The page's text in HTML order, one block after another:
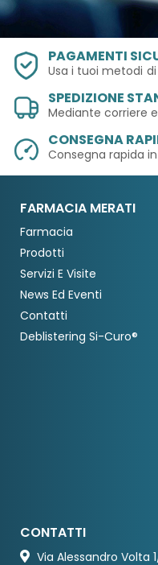
PAGAMENTI
Usa i tuoi metodi
SPEDIZIONE
Mediante corriere
CONSEGNA
Consegna rapida
FARMACIA MERATI
Farmacia
Prodotti
Servizi E Visite
News Ed Eventi
Contatti
Deblistering Si-Curo®
CONTATTI
Via Alessandro Volta